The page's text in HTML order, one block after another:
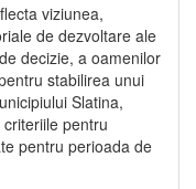
viziunea,
de dezvoltare ale
decizie, a oamenilor
stabilirea unui
Slatina,
pentru
pentru perioada de